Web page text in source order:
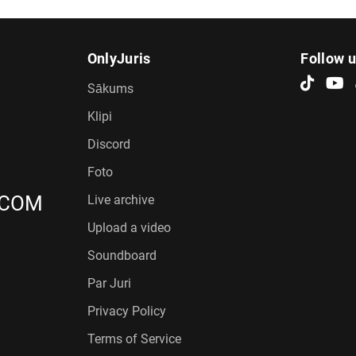
OnlyJuris
Sākums
Klipi
Discord
Foto
Live archive
Upload a video
Soundboard
Par Juri
Privacy Policy
Terms of Service
Follow